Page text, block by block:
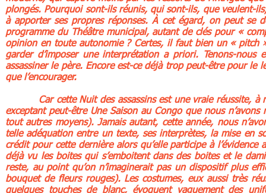
plongés. Pourquoi sont-ils réunis, qui sont-ils, que veulent-
à apporter ses propres réponses. À cet égard, on peut se
programme du Théâtre municipal, autant de clés pour «
opinion en toute autonomie ? Certes, il faut bien un « pitch
garder d’imposer une interprétation a priori. Tenons-
assassiner le père. Encore est-ce déjà trop peut-être pour le
que l’encourager.
Car cette Nuit des assassins est une vraie réussite, à
exceptant peut-être Une Saison au Congo que nous
tout autres moyens). Jamais autant, cette année, nous
telle adéquation entre un texte, ses interprètes, la mise en
crédit pour cette dernière alors qu’elle participe à
déjà vu les boites qui s’emboitent dans des boites et le
reste, au point qu’on n’imaginerait pas un dispositif plus
bouquet de fleurs rouges). Les costumes, eux aussi très
quelques touches de blanc, évoquent vaguement des